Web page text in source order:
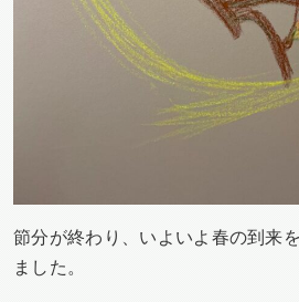
節分が終わり、いよいよ春の到来
ました。